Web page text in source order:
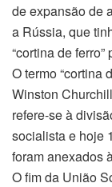
de expansão de
a Rússia, que
“cortina de
O termo “cortina
Winston
refere-se à
socialista e hoje
foram anexados
O fim da União